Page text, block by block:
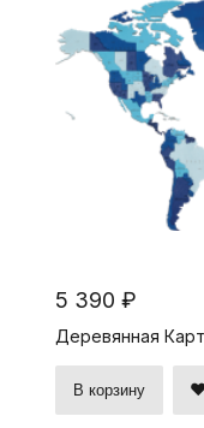
5 390 ₽
Деревянная
В корзину